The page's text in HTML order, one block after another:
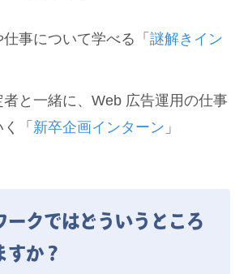
仕事について学べる「謎解きイン
者と一緒に、Web 広告運用の仕事
「 新卒企画インターン 」
ークではどういうところ
すか？